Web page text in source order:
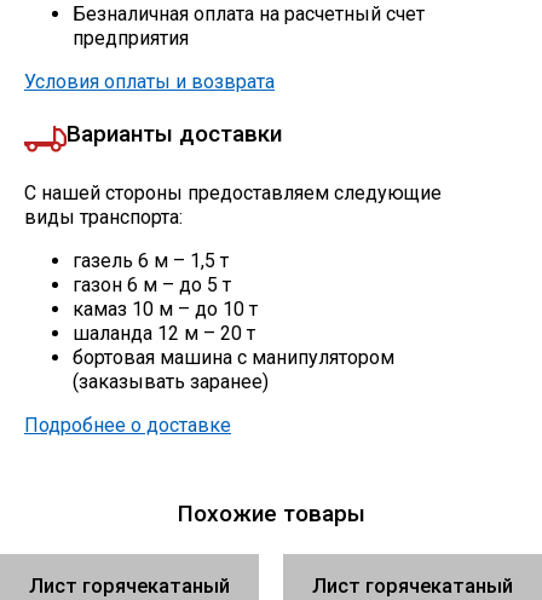
Безналичная оплата на расчетный счет
предприятия
Условия оплаты и возврата
Варианты доставки
С нашей стороны предоставляем следующие
виды транспорта:
газель 6 м – 1,5 т
газон 6 м – до 5 т
камаз 10 м – до 10 т
шаланда 12 м – 20 т
бортовая машина с манипулятором
(заказывать заранее)
Подробнее о доставке
Похожие товары
Лист горячекатаный
Лист горячекатаный